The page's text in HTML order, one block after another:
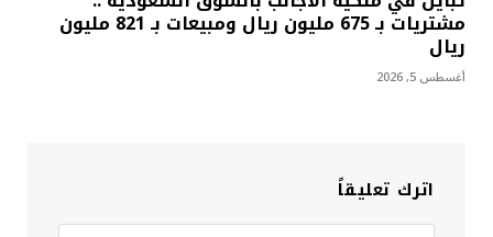
مشتريات بـ 675 مليون ريال ومبيعات بـ 821 مليون
ريال
أغسطس 5, 2026
اترك تعليقاً